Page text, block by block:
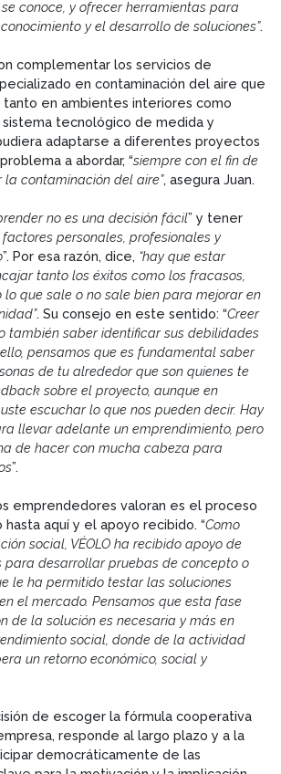
conoce, y ofrecer herramientas para
y el desarrollo de soluciones”.
complementar los servicios de
en contaminación del aire que
tanto en ambientes interiores como
tecnológico de medida y
adaptarse a diferentes proyectos
a abordar, “siempre con el fin de
contaminación del aire”, asegura Juan.
no es una decisión fácil” y tener
personales, profesionales y
”. Por esa razón, dice, “hay que estar
tanto los éxitos como los fracasos,
lo que sale o no sale bien para mejorar en
. Su consejo en este sentido: “Creer
también saber identificar sus debilidades
pensamos que es fundamental saber
de tu alrededor que son quienes te
sobre el proyecto, aunque en
escuchar lo que nos pueden decir. Hay
llevar adelante un emprendimiento, pero
de hacer con mucha cabeza para
”.
emprendedores valoran es el proceso
aquí y el apoyo recibido. “Como
social, VÉOLO ha recibido apoyo de
para desarrollar pruebas de concepto o
le ha permitido testar las soluciones
el mercado. Pensamos que esta fase
de la solución es necesaria y más en
social, donde de la actividad
un retorno económico, social y
de escoger la fórmula cooperativa
responde al largo plazo y a la
democráticamente de las